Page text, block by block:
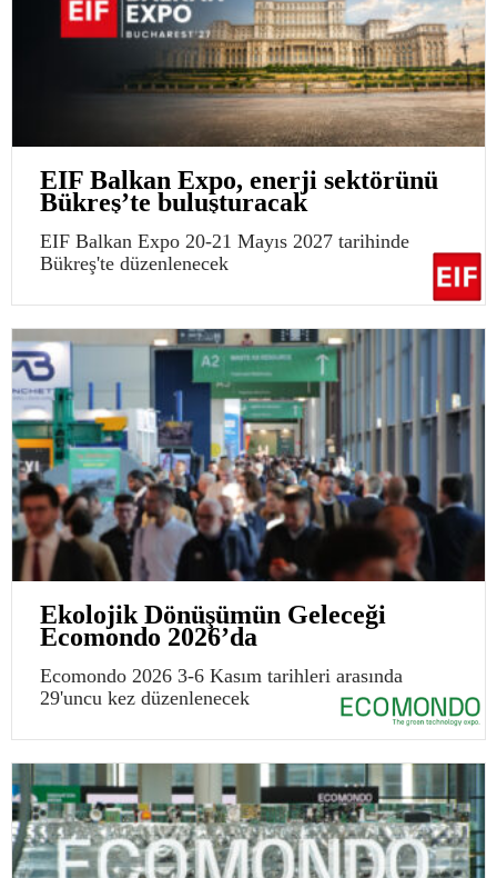
EIF Balkan Expo, enerji sektörünü
Bükreş’te buluşturacak
EIF Balkan Expo 20-21 Mayıs 2027 tarihinde
Bükreş'te düzenlenecek
Ekolojik Dönüşümün Geleceği
Ecomondo 2026’da
Ecomondo 2026 3-6 Kasım tarihleri arasında
29'uncu kez düzenlenecek